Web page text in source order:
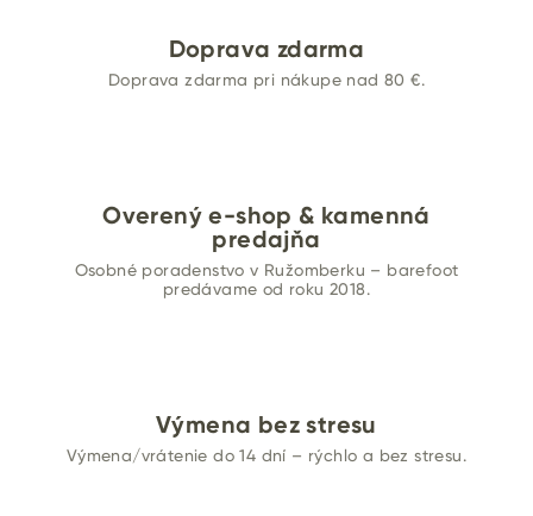
Doprava zdarma
Doprava zdarma pri nákupe nad 80 €.
Overený e-shop & kamenná
predajňa
Osobné poradenstvo v Ružomberku – barefoot
predávame od roku 2018.
Výmena bez stresu
Výmena/vrátenie do 14 dní – rýchlo a bez stresu.